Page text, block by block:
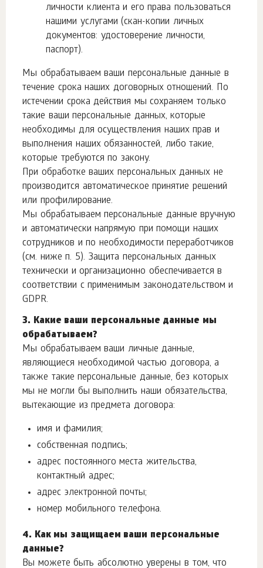
личности клиента и его права пользоваться
нашими услугами (скан-копии личных
документов: удостоверение личности,
паспорт).
Мы обрабатываем ваши персональные данные в
течение срока наших договорных отношений. По
истечении срока действия мы сохраняем только
такие ваши персональные данных, которые
необходимы для осуществления наших прав и
выполнения наших обязанностей, либо такие,
которые требуются по закону.
При обработке ваших персональных данных не
производится автоматическое принятие решений
или профилирование.
Мы обрабатываем персональные данные вручную
и автоматически напрямую при помощи наших
сотрудников и по необходимости переработчиков
(см. ниже п. 5). Защита персональных данных
технически и организационно обеспечивается в
соответствии с применимым законодательством и
GDPR.
3. Какие ваши персональные данные мы
обрабатываем?
Мы обрабатываем ваши личные данные,
являющиеся необходимой частью договора, а
также такие персональные данные, без которых
мы не могли бы выполнить наши обязательства,
вытекающие из предмета договора:
имя и фамилия;
собственная подпись;
адрес постоянного места жительства,
контактный адрес;
адрес электронной почты;
номер мобильного телефона.
4. Как мы защищаем ваши персональные
данные?
Вы можете быть абсолютно уверены в том, что